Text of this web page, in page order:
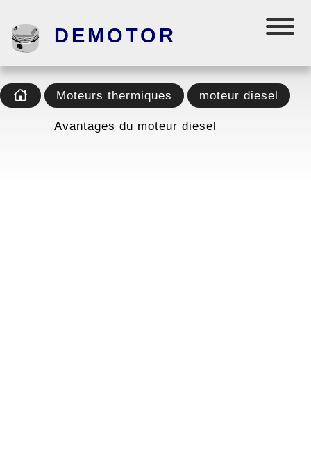
DEMOTOR
Moteurs thermiques moteur diesel
Avantages du moteur diesel